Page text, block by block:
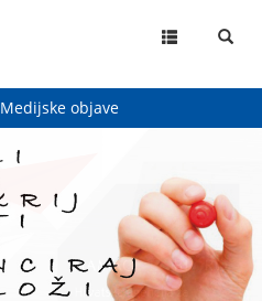
MENU
Medijske objave